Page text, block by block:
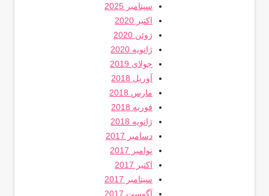
سپتامبر 2025
اکتبر 2020
ژوئن 2020
ژانویه 2020
جولای 2019
آوریل 2018
مارس 2018
فوریه 2018
ژانویه 2018
دسامبر 2017
نوامبر 2017
اکتبر 2017
سپتامبر 2017
آگوست 2017